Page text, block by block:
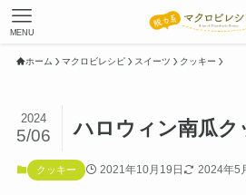
MENU
ホーム マクロビレシピ スイーツ クッキー
ハロウィン南瓜ク
2024
5/06
クッキー 2021年10月19日 2024年5